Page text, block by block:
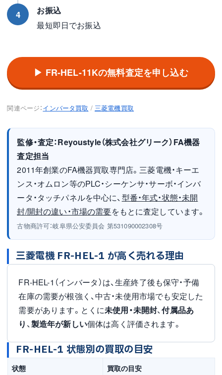
4
お振込
最短即日でお振込
▶ FR-HEL-11Kの無料査定を申し込む
関連ページ：インバータ買取 / 三菱電機買取
監修・査定：Reyoustyle（株式会社グリーク）FA機器
査定担当
2011年創業のFA機器買取専門店。三菱電機・キーエ
ンス・オムロン等のPLC・シーケンサ・サーボ・インバ
ータ・タッチパネルを中心に、 型番・年式・状態・未開
封/開封の違い・市場の需要をもとに査定しています。
古物商許可：岐阜県公安委員会 第531090002308号
三菱電機 FR-HEL-1 が高く売れる理由
FR-HEL-1（インバータ）は、生産終了後も保守・予備
在庫の需要が根強く、中古・未使用市場でも安定した
需要があります。とくに未使用・未開封、付属品あ
り 、製造年が新しい個体は高く評価されます。
FR-HEL-1 状態別の買取の目安
状態 買取の目安